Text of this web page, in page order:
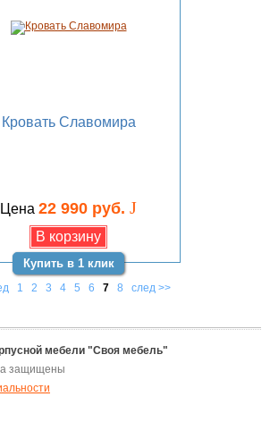
Кровать Славомира
Цена 22 990 руб. J
Купить в 1 клик
1 2 3 4 5 6 7 8 след >>
мебели "Своя мебель"
защищены